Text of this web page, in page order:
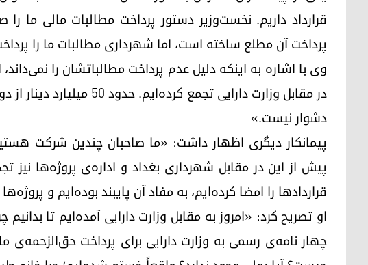
قرارداد داریم. نخست‌وزیر دستور پرداخت مطالبات مالی ما را
پرداخت آن مطلع ساخته است، اما شهرداری مطالبات ما را
در مقابل وزارت دارایی تجمع
دشوار نیست.»
پیمانکار دیگری اظهار داشت: «ما صاحبان چندین شرکت
پیش از این در مقابل شهرداری بغداد و اداره‌ی پروژه‌ها نیز
قراردادها را امضا کرده‌ایم، به مفاد آن پایبند بوده‌ایم و
او تصریح کرد: «امروز به مقابل وزارت دارایی آمده‌ایم تا
چهار نامه‌ی رسمی به وزارت دارایی برای پرداخت